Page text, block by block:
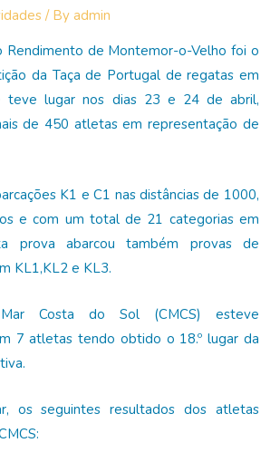
/ Byadmin
Rendimento de Montemor-o-Velho foi o
da Taça de Portugal de regatas em
teve lugar nos dias 23 e 24 de abril,
de 450 atletas em representação de
K1 e C1 nas distâncias de 1000,
e com um total de 21 categorias em
prova abarcou também provas de
KL1,KL2 e KL3.
Costa do Sol (CMCS) esteve
7 atletas tendo obtido o 18.º lugar da
os seguintes resultados dos atletas